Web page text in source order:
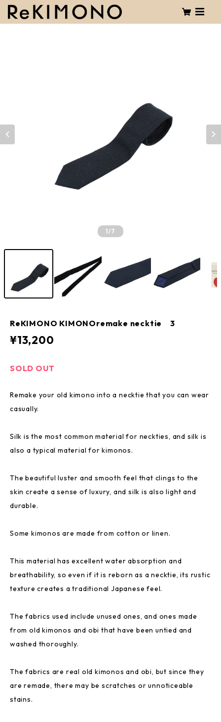
1/7
ReKIMONO KIMONOremake necktie 3
¥13,200
SOLD OUT
Remake your old kimono into a necktie that you can wear
casually.
Silk is the most common material for neckties, and silk is
also a typical material for kimonos.
The beautiful luster and smooth feel that clings to the
skin create a sense of luxury, and silk is also light and
durable.
Some kimonos are made from cotton or linen.
This material has excellent water absorption and
breathability, so even if it is reborn as a necktie, its rustic
texture creates a traditional Japanese feel.
The fabrics used include unused ones, and ones made
from old kimonos and obi that have been untied and
washed thoroughly.
The fabrics are real old kimonos and obi, but since they
are remade, there may be scratches or unnoticeable
stains.